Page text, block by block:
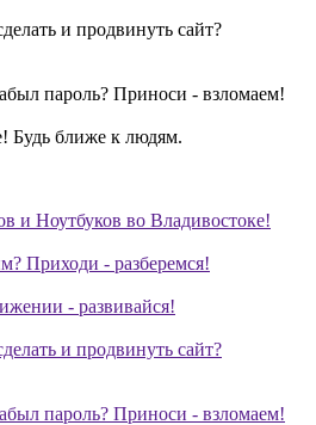
и продвинуть сайт?
пароль? Приноси - взломаем!
Будь ближе к людям.
и Ноутбуков во Владивостоке!
Приходи - разберемся!
- развивайся!
и продвинуть сайт?
пароль? Приноси - взломаем!